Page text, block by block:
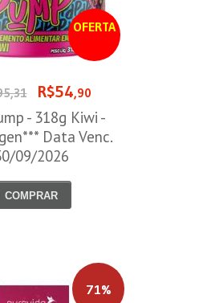
OFERTA
R$54,90
- 318g Kiwi -
Data Venc.
09/2026
COMPRAR
71%